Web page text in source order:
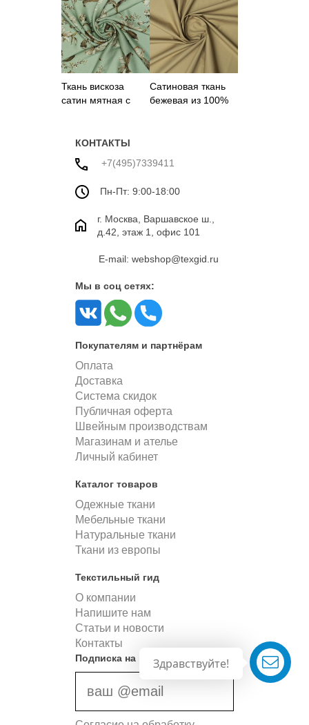
Здравствуйте!
Ткань вискоза
сатин мятная с
Сатиновая ткань
бежевая из 100%
КОНТАКТЫ
+7(495)7339411
Пн-Пт: 9:00-18:00
г. Москва, Варшавское ш.,
д.42, этаж 1, офис 101
E-mail: webshop@texgid.ru
Мы в соц сетях:
Покупателям и партнёрам
Оплата
Доставка
Система скидок
Публичная оферта
Швейным производствам
Магазинам и ателье
Личный кабинет
Каталог товаров
Одежные ткани
Мебельные ткани
Натуральные ткани
Ткани из европы
Текстильный гид
О компании
Напишите нам
Статьи и новости
Контакты
Подписка на новости